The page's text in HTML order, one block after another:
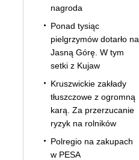
nagroda
Ponad tysiąc
pielgrzymów dotarło na
Jasną Górę. W tym
setki z Kujaw
Kruszwickie zakłady
tłuszczowe z ogromną
karą. Za przerzucanie
ryzyk na rolników
Polregio na zakupach
w PESA